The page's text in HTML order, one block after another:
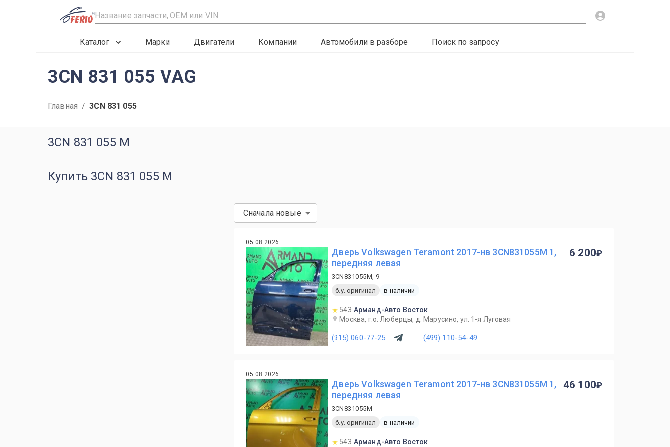
R
Каталог Марки Двигатели Компании Автомобили в разборе Поиск по запросу
3CN 831 055 VAG
Главная / 3CN 831 055
3CN 831 055 M
Купить 3CN 831 055 M
Сначала новые
05.08.2026
Дверь Volkswagen Teramont 2017-нв 3CN831055M 1,
передняя левая
3CN831055M, 9
б.у. оригинал
в наличии
543 Арманд-Авто Восток
Москва, г.о. Люберцы, д. Марусино, ул. 1-я Луговая
(915) 060-77-25 (499) 110-54-49
6 200
05.08.2026
Дверь Volkswagen Teramont 2017-нв 3CN831055M 1,
передняя левая
3CN831055M
б.у. оригинал
в наличии
543 Арманд-Авто Восток
46 100